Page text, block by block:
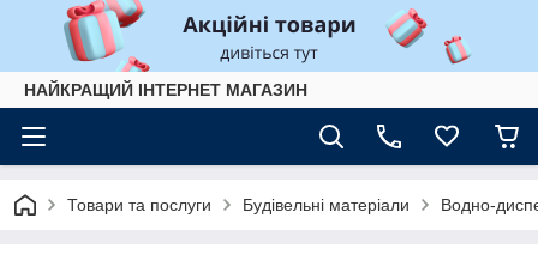
НАЙКРАЩИЙ ІНТЕРНЕТ МАГАЗИН
Товари та послуги Будівельні матеріали Водно-